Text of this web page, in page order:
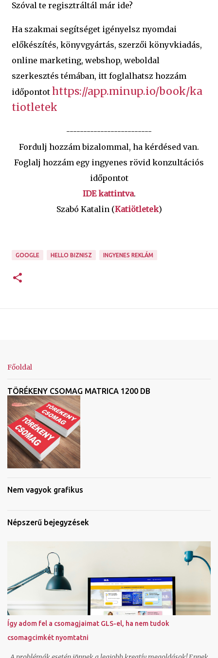
Szóval te regisztráltál már ide?
Ha szakmai segítséget igényelsz nyomdai
előkészítés, könyvgyártás, szerzői könyvkiadás,
online marketing, webshop, weboldal
szerkesztés témában, itt foglalhatsz hozzám
időpontot https://app.minup.io/book/ka
tiotletek
-------------------------
Fordulj hozzám bizalommal, ha kérdésed van.
Foglalj hozzám egy ingyenes rövid konzultációs
időpontot
IDE kattintva.
Szabó Katalin (Katiötletek)
GOOGLE HELLO BIZNISZ INGYENES REKLÁM
Főoldal
TÖRÉKENY CSOMAG MATRICA 1200 DB
Nem vagyok grafikus
Népszerű bejegyzések
Így adom fel a csomagjaimat GLS-el, ha nem tudok
csomagcimkét nyomtatni